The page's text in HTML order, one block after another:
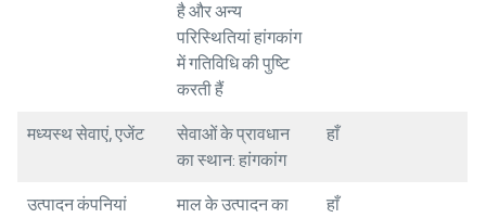
है और अन्य
परिस्थितियां हांगकांग
में गतिविधि की पुष्टि
करती हैं
मध्यस्थ सेवाएं, एजेंट
सेवाओं के प्रावधान
का स्थान: हांगकांग
हाँ
उत्पादन कंपनियां
माल के उत्पादन का
हाँ